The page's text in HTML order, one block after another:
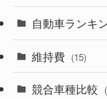
(356)
(328)
(242)
(85)
自動車ランキ
維持費 (15)
競合車種比較